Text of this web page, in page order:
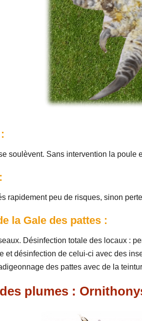
soulèvent. Sans intervention la poule
rapidement peu de risques, sinon
la Gale des pattes :
Désinfection totale des locaux :
et désinfection de celui-ci avec des
des pattes avec de la
plumes :